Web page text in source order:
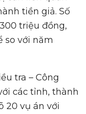
tiền giả. Số
triệu đồng,
so với năm
tra – Công
các tỉnh, thành
20 vụ án với